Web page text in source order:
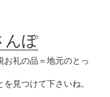
んぽ
お礼の品＝地元のとっ
見つけて下さいね。